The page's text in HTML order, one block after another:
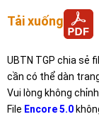
Tải xuống
UBTN TGP chia sẻ
cần có thể dàn
Vui lòng không
File Encore 5.0